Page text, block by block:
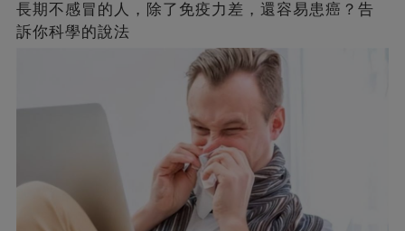
長期不感冒的人，除了免疫力差，還容易患癌？告
訴你科學的說法